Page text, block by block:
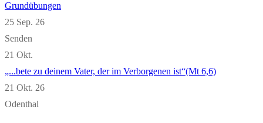
Grundübungen
25 Sep. 26
Senden
21 Okt.
„...bete zu deinem Vater, der im Verborgenen ist“(Mt 6,6)
21 Okt. 26
Odenthal